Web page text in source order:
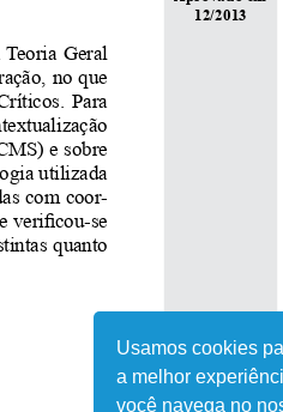
Usamos cookies
a melhor
você navega no